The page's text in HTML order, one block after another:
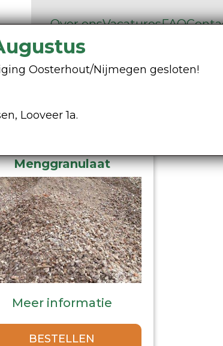
Over onsVacaturesFAQ
Containers
Menggranulaat
Meer informatie
BESTELLEN
Oosterhout/Nijmegen gesloten!
Looveer 1a.